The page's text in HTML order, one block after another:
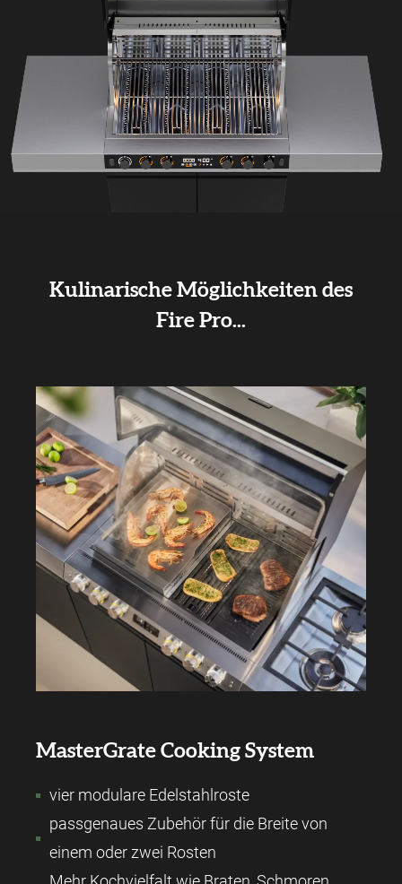
Kulinarische Möglichkeiten des
Fire Pro...
MasterGrate Cooking System
vier modulare Edelstahlroste
passgenaues Zubehör für die Breite von
einem oder zwei Rosten